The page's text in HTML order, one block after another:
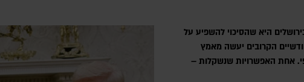
היא שהסיכוי להשפיע על
הקרובים יעשה מאמץ
אחת האפשרויות שנשקלות –